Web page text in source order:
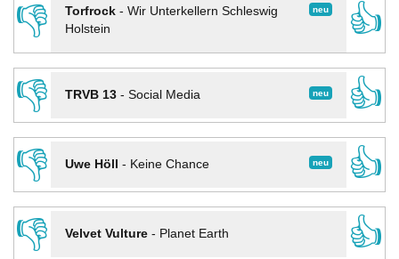
👎
neu
Torfrock- Wir Unterkellern Schleswig
Holstein
👍
👎
neu
TRVB 13- Social Media
👍
👎
neu
Uwe Höll - Keine Chance
👍
👎
Velvet Vulture- Planet Earth
👍